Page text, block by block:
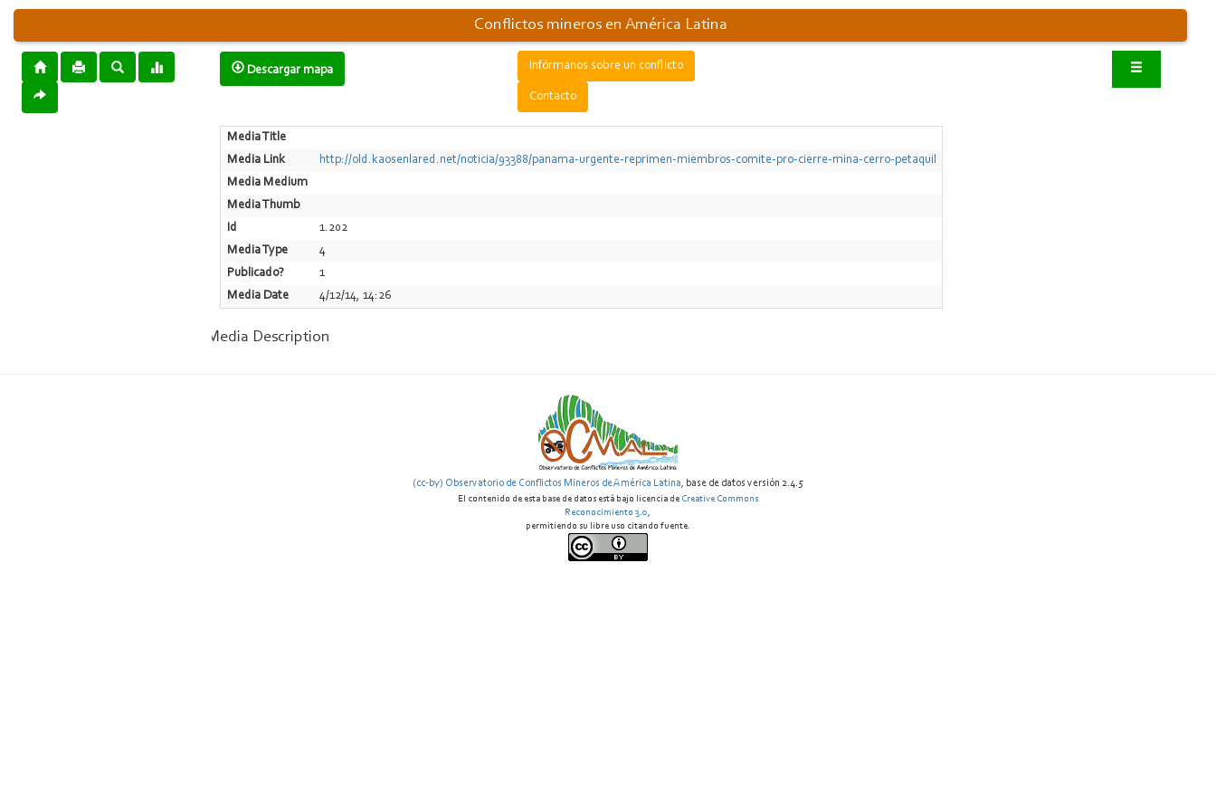
Conflictos mineros en América Latina
Descargar mapa Infórmanos sobre un conflicto
Contacto
Media Title
Media Link
http://old.kaosenlared.net/noticia/93388/panama-urgente-reprimen-miembros-comite-pro-cierre-mina-cerro-petaquil
Media Medium
Media Thumb
Id
1.202
Media Type
4
Publicado?
1
Media Date
4/12/14, 14:26
Media Description
(cc-by) Observatorio de Conflictos Mineros de América Latina, base de datos versión 2.4.5
El contenido de esta base de datos está bajo licencia de Creative Commons
Reconocimiento 3.0,
permitiendo su libre uso citando fuente.